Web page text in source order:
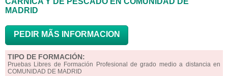
MADRID
PEDIR MÃS INFORMACION
TIPO DE FORMACIÓN:
Pruebas Libres de Formación Profesional de grado medio a distancia en
COMUNIDAD DE MADRID